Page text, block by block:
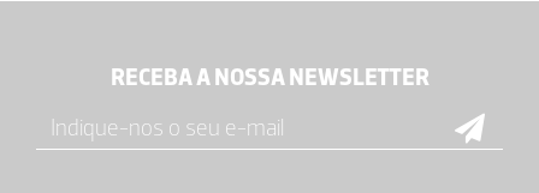
RECEBA A NOSSA NEWSLETTER